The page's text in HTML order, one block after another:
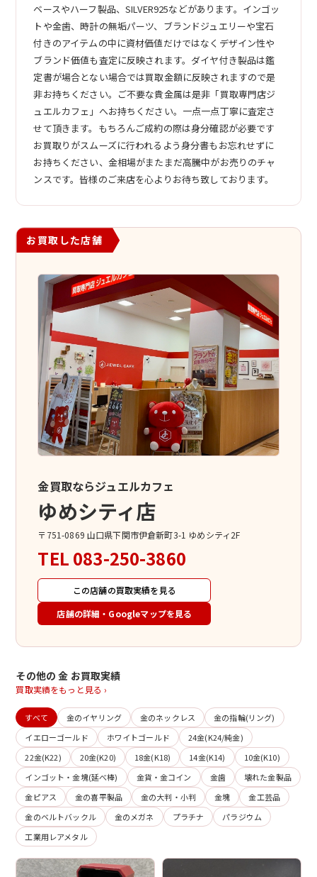
ベースやハーフ製品、SILVER925などがあります。インゴッ
トや金歯、時計の無垢パーツ、ブランドジュエリーや宝石
付きのアイテムの中に資材価値だけではなくデザイン性や
ブランド価値も査定に反映されます。ダイヤ付き製品は鑑
定書が場合とない場合では買取金額に反映されますので是
非お持ちください。ご不要な貴金属は是非「買取専門店ジ
ュエルカフェ」へお持ちください。一点一点丁寧に査定さ
せて頂きます。もちろんご成約の際は身分確認が必要です
お買取りがスムーズに行われるよう身分書もお忘れせずに
お持ちください、金相場がまたまだ高騰中がお売りのチャ
ンスです。皆様のご来店を心よりお待ち致しております。
お買取した店舗
金買取ならジュエルカフェ
ゆめシティ店
〒751-0869 山口県下関市伊倉新町3-1 ゆめシティ2F
TEL 083-250-3860
この店舗の買取実績を見る
店舗の詳細・Googleマップを見る
その他の 金 お買取実績
買取実績をもっと見る ›
すべて 金のイヤリング 金のネックレス
金の指輪(リング)
イエローゴールド
ホワイトゴールド
24金(K24/純金)
22金(K22)
20金(K20) 18金(K18) 14金(K14)
10金(K10)
インゴット・金塊(延べ棒)
金貨・金コイン 金歯
壊れた金製品
金ピアス
金の喜平製品 金の大判・小判 金塊
金工芸品
金のベルトバックル
金のメガネ プラチナ
パラジウム
工業用レアメタル